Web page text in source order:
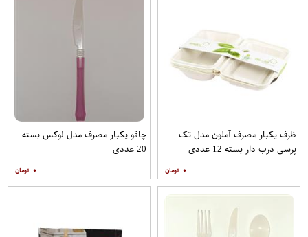
ظرف یکبار مصرف آملون مدل تک
پرسی درب دار بسته 12 عددی
۰
چاقو یکبار مصرف مدل لوکس بسته
20 عددی
۰